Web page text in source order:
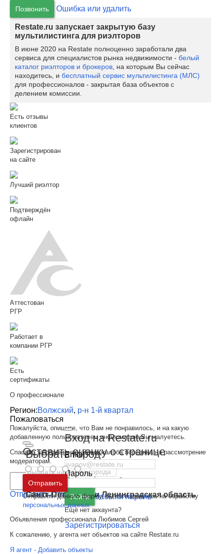
Выбрать город
Москва и
Московская область
Санкт-Петербург иЛенинградская область
Вход на Restate.ru
Email
Пароль
Войти Забыли пароль
Ещё нет аккаунта?
Зарегистрироваться
Позвонить Ошибка или удалить
Restate.ru запускает закрытую базу
мультилистинга для риэлторов
В июне 2020 на Restate полноценно заработали два
сервиса для специалистов рынка недвижимости - белый
каталог риэлторов и брокеров , на которым Вы сейчас
находитесь, и бесплатный сервис мультилистинга (МЛС)
для профессионалов - закрытая база объектов с
делением комиссии.
Есть отзывы
клиентов
Зарегистрирован
на сайте
Лучший риэлтор
Подтверждён
офлайн
Аттестован
РГР
Работает в
компании РГР
Есть
сертификаты
О профессионале
Регион:Волжский, р-н 1-й квартал
Пожаловаться
Пожалуйста, опишите, что Вам не понравилось, и на какую
добавленную пользователем информацию Вы жалуетесь.
Спасибо за обращение. Ваша жалоба передана на рассмотрение
модераторам.
Отправить Отмена
Объявления профессионала Любимов Сергей
К сожалению, у агента нет объектов на сайте Restate.ru
Я агент - Добавить объекты
Оставить оценку о странице
Отправить
Отправляя данную форму, вы соглашаетесь на обработку
персональных данных